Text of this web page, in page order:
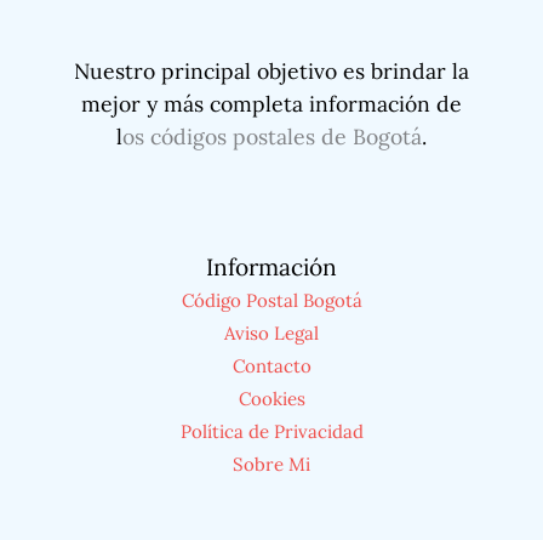
Nuestro principal objetivo es brindar la
mejor y más completa información de
los códigos postales de Bogotá.
Información
Código Postal Bogotá
Aviso Legal
Contacto
Cookies
Política de Privacidad
Sobre Mi